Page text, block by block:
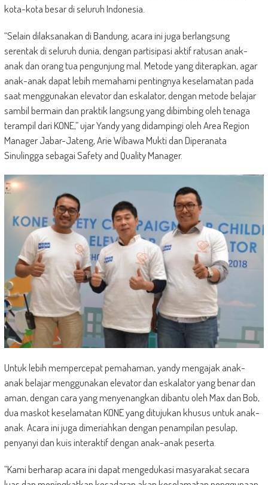
kota-kota besar di seluruh Indonesia.
“Selain dilaksanakan di Bandung, acara ini juga berlangsung
serentak di seluruh dunia, dengan partisipasi aktif ratusan anak-
anak dan orang tua pengunjung mal. Metode yang diterapkan, agar
anak-anak dapat lebih memahami pentingnya keselamatan pada
saat menggunakan elevator dan eskalator, dengan metode belajar
sambil bermain dan praktik langsung yang dibimbing oleh tenaga
terampil dari KONE,” ujar Yandy yang didampingi oleh Area Region
Manager Jabar-Jateng, Arie Wibawa Mukti dan Diperanata
Sinulingga sebagai Safety and Quality Manager.
Untuk lebih mempercepat pemahaman, yandy mengajak anak-
anak belajar menggunakan elevator dan eskalator yang benar dan
aman, dengan cara yang menyenangkan dibantu oleh Max dan Bob,
dua maskot keselamatan KONE yang ditujukan khusus untuk anak-
anak. Acara ini juga dimeriahkan dengan penampilan pesulap,
penyanyi dan kuis interaktif dengan anak-anak peserta.
”Kami berharap acara ini dapat mengedukasi masyarakat secara